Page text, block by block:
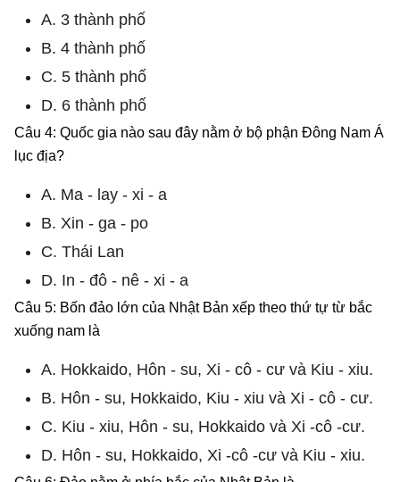
A. 3 thành phố
B. 4 thành phố
C. 5 thành phố
D. 6 thành phố
Câu 4: Quốc gia nào sau đây nằm ở bộ phận Đông Nam Á
lục địa?
A. Ma - lay - xi - a
B. Xin - ga - po
C. Thái Lan
D. In - đô - nê - xi - a
Câu 5: Bốn đảo lớn của Nhật Bản xếp theo thứ tự từ bắc
xuống nam là
A. Hokkaido, Hôn - su, Xi - cô - cư và Kiu - xiu.
B. Hôn - su, Hokkaido, Kiu - xiu và Xi - cô - cư.
C. Kiu - xiu, Hôn - su, Hokkaido và Xi -cô -cư.
D. Hôn - su, Hokkaido, Xi -cô -cư và Kiu - xiu.